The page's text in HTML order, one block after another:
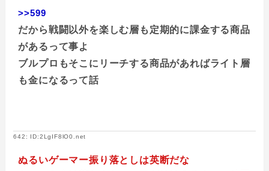
>>599
だから戦闘以外を楽しむ層も定期的に課金する商品
があるって事よ
ブルプロもそこにリーチする商品があればライト層
も金になるって話
642: ID:2LgIF8lO0.net
ぬるいゲーマー振り落としは英断だな